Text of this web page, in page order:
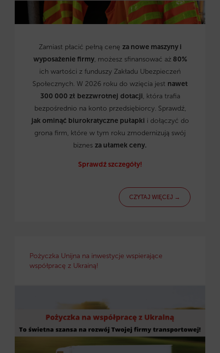
Zamiast płacić pełną cenę za nowe maszyny i
wyposażenie firmy, możesz sfinansować aż80%
ich wartości z funduszy Zakładu Ubezpieczeń
Społecznych. W 2026 roku do wzięcia jest nawet
300 000 zł bezzwrotnej dotacji, która trafia
bezpośrednio na konto przedsiębiorcy. Sprawdź,
jak ominąć biurokratyczne pułapki i dołączyć do
grona firm, które w tym roku zmodernizują swój
biznes za ułamek ceny.
Sprawdź szczegóły!
CZYTAJ WIĘCEJ →
Pożyczka Unijna na inwestycje wspierające
współpracę z Ukrainą!